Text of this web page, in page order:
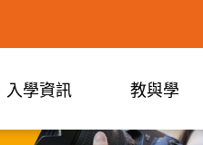
入學資訊 教與學